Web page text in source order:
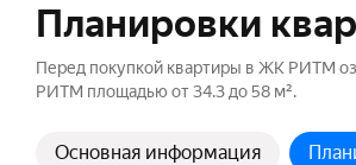
Планировки
Перед покупкой квартиры в ЖК РИТМ
РИТМ площадью от 34.3 до 58 м².
Основная информация